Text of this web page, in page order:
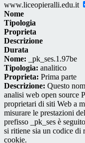
www.liceopieralli.edu.it
Nome
Tipologia
Proprieta
Descrizione
Durata
Nome: _pk_ses.1.97be
Tipologia: analitico
Proprieta: Prima parte
Descrizione: Questo
analisi web open source
proprietari di siti Web a
misurare le prestazioni
prefisso _pk_ses è
si ritiene sia un codice di
cookie.